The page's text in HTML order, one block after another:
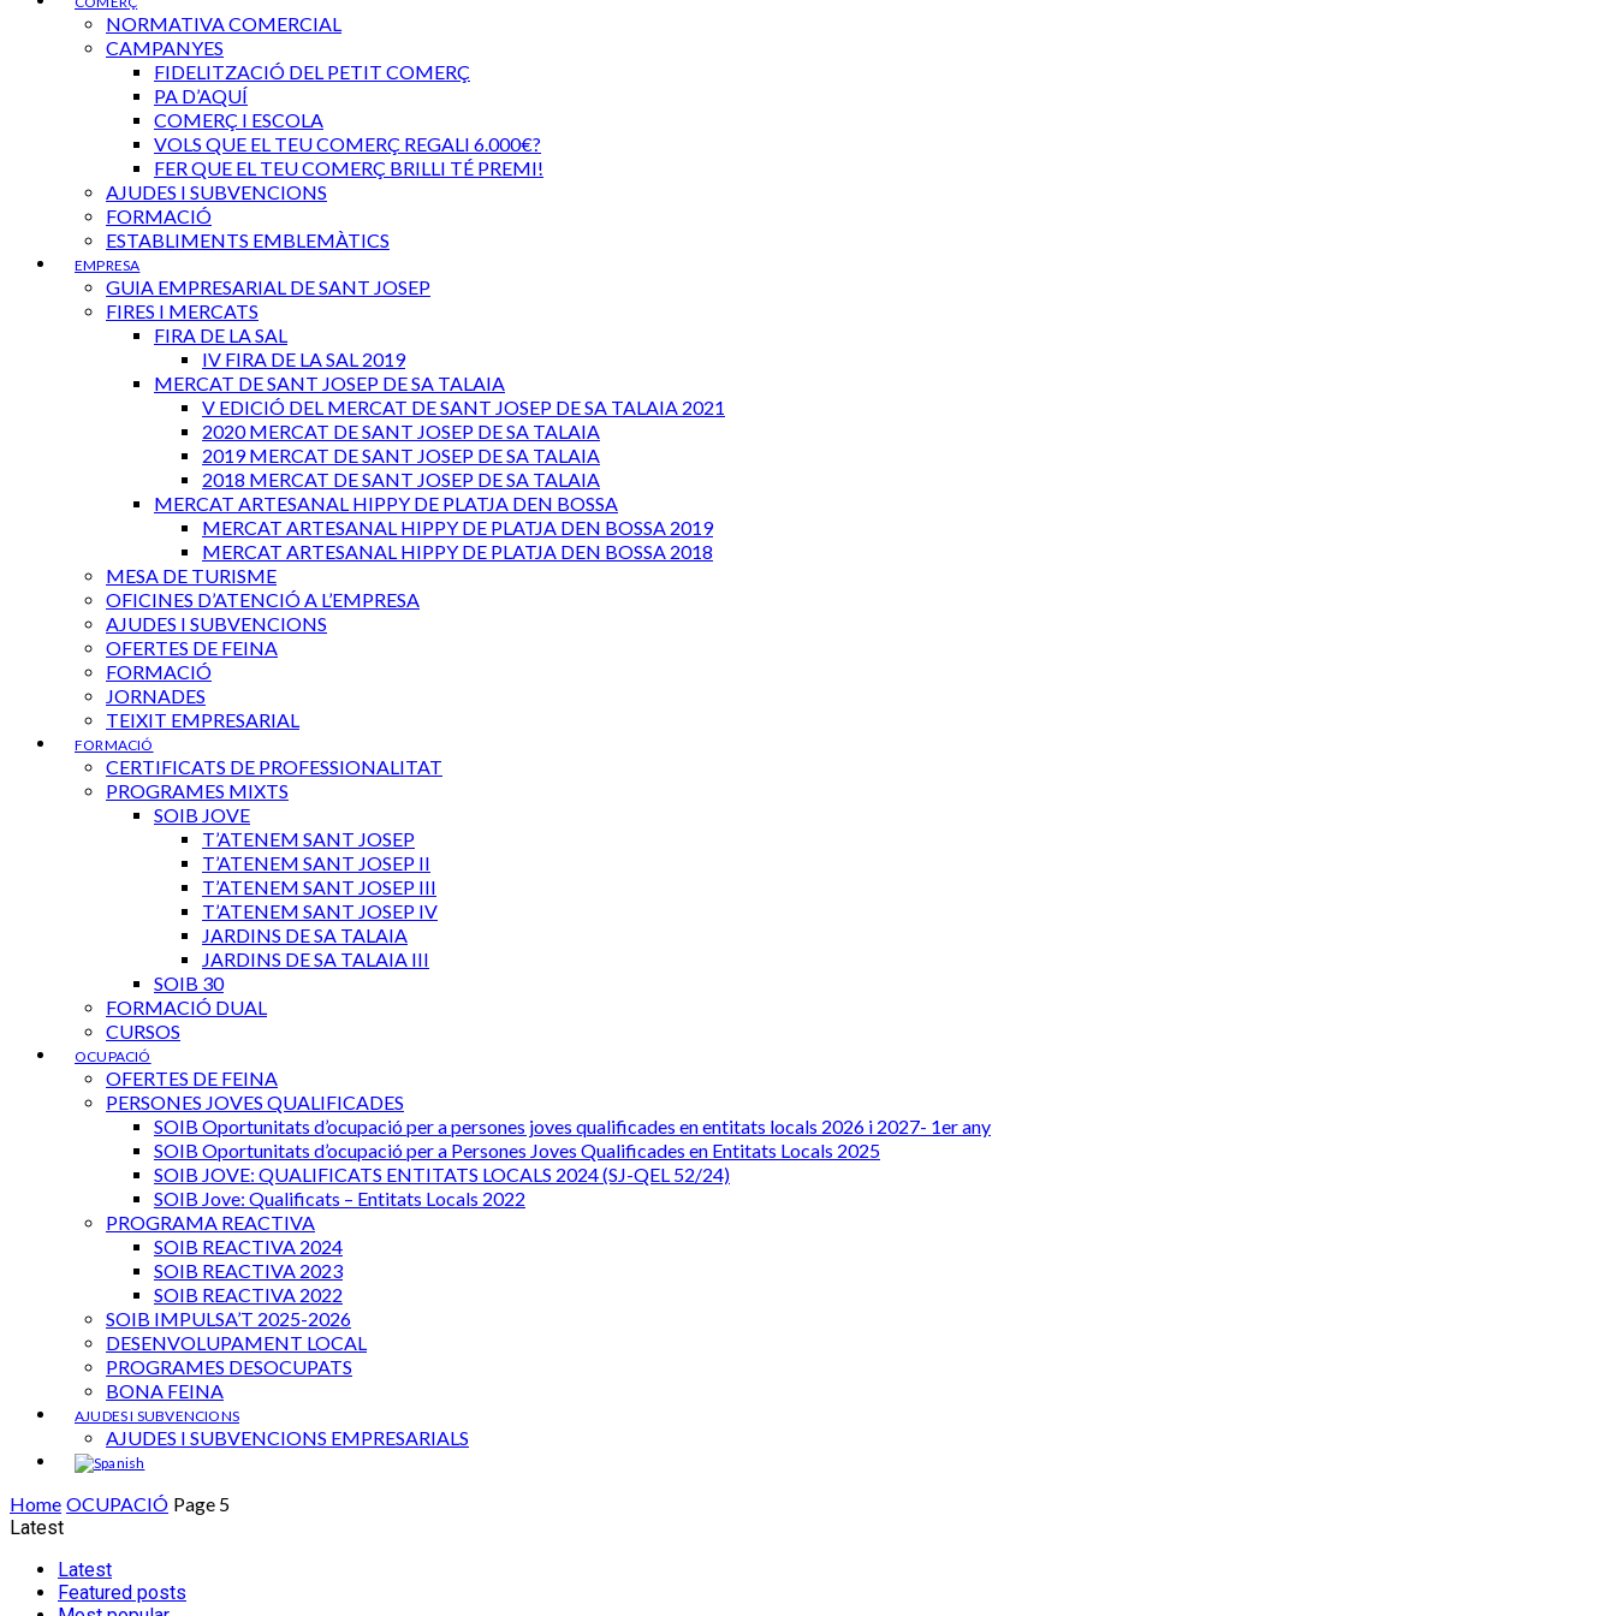
NORMATIVA COMERCIAL
CAMPANYES
FIDELITZACIÓ DEL PETIT COMERÇ
PA D’AQUÍ
COMERÇ I ESCOLA
VOLS QUE EL TEU COMERÇ REGALI 6.000€?
FER QUE EL TEU COMERÇ BRILLI TÉ PREMI!
AJUDES I SUBVENCIONS
FORMACIÓ
ESTABLIMENTS EMBLEMÀTICS
EMPRESA
GUIA EMPRESARIAL DE SANT JOSEP
FIRES I MERCATS
FIRA DE LA SAL
IV FIRA DE LA SAL 2019
MERCAT DE SANT JOSEP DE SA TALAIA
V EDICIÓ DEL MERCAT DE SANT JOSEP DE SA TALAIA 2021
2020 MERCAT DE SANT JOSEP DE SA TALAIA
2019 MERCAT DE SANT JOSEP DE SA TALAIA
2018 MERCAT DE SANT JOSEP DE SA TALAIA
MERCAT ARTESANAL HIPPY DE PLATJA DEN BOSSA
MERCAT ARTESANAL HIPPY DE PLATJA DEN BOSSA 2019
MERCAT ARTESANAL HIPPY DE PLATJA DEN BOSSA 2018
MESA DE TURISME
OFICINES D’ATENCIÓ A L’EMPRESA
AJUDES I SUBVENCIONS
OFERTES DE FEINA
FORMACIÓ
JORNADES
TEIXIT EMPRESARIAL
FORMACIÓ
CERTIFICATS DE PROFESSIONALITAT
PROGRAMES MIXTS
SOIB JOVE
T’ATENEM SANT JOSEP
T’ATENEM SANT JOSEP II
T’ATENEM SANT JOSEP III
T’ATENEM SANT JOSEP IV
JARDINS DE SA TALAIA
JARDINS DE SA TALAIA III
SOIB 30
FORMACIÓ DUAL
CURSOS
OCUPACIÓ
OFERTES DE FEINA
PERSONES JOVES QUALIFICADES
SOIB Oportunitats d’ocupació per a persones joves qualificades en entitats locals 2026 i 2027- 1er any
SOIB Oportunitats d’ocupació per a Persones Joves Qualificades en Entitats Locals 2025
SOIB JOVE: QUALIFICATS ENTITATS LOCALS 2024 (SJ-QEL 52/24)
SOIB Jove: Qualificats – Entitats Locals 2022
PROGRAMA REACTIVA
SOIB REACTIVA 2024
SOIB REACTIVA 2023
SOIB REACTIVA 2022
SOIB IMPULSA’T 2025-2026
DESENVOLUPAMENT LOCAL
PROGRAMES DESOCUPATS
BONA FEINA
AJUDES I SUBVENCIONS
AJUDES I SUBVENCIONS EMPRESARIALS
Home OCUPACIÓ Page 5
Latest
Latest
Featured posts